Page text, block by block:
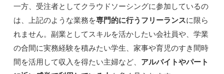
一方、受注者としてクラウドソーシングに参加しているの
は、上記のような業務を専門的に行うフリーランスに限ら
れません。副業としてスキルを活かしたい会社員や、学業
の合間に実務経験を積みたい学生、家事や育児のすき間時
間を活用して収入を得たい主婦など、 アルバイトやパート